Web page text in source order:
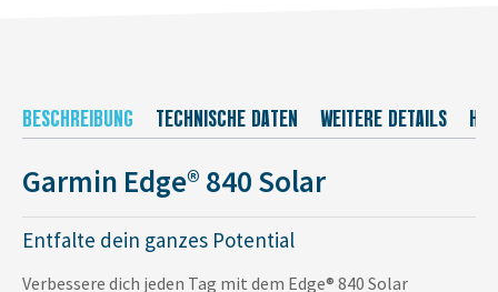
BESCHREIBUNG TECHNISCHE DATEN WEITERE DETAILS
Garmin Edge® 840 Solar
Entfalte dein ganzes Potential
Verbessere dich jeden Tag mit dem Edge® 840 Solar